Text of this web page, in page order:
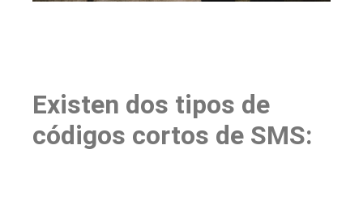
Existen dos tipos de
códigos cortos de SMS: